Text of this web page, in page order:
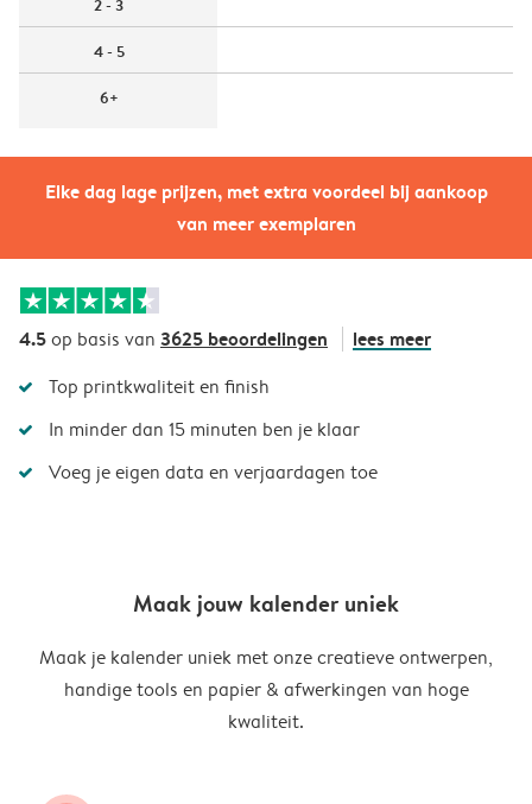
Elke dag lage prijzen, met extra voordeel bij aankoop
van meer exemplaren
2 - 3
4 - 5
6+
4.5op basis van 3625 beoordelingen lees meer
Top printkwaliteit en finish
In minder dan 15 minuten ben je klaar
Voeg je eigen data en verjaardagen toe
Maak jouw kalender uniek
Maak je kalender uniek met onze creatieve ontwerpen,
handige tools en papier & afwerkingen van hoge
kwaliteit.